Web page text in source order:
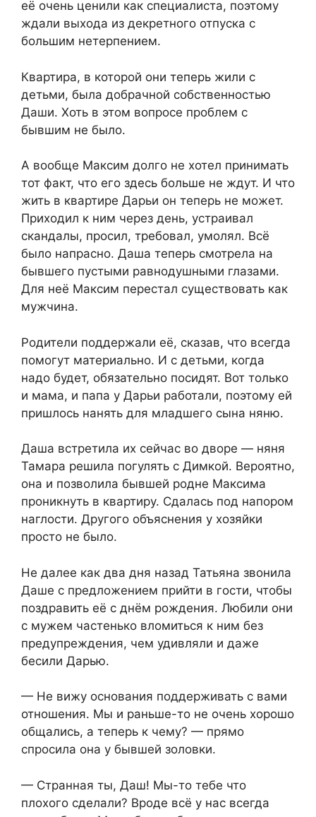
её очень ценили как специалиста, поэтому
ждали выхода из декретного отпуска с
большим нетерпением.
Квартира, в которой они теперь жили с
детьми, была добрачной собственностью
Даши. Хоть в этом вопросе проблем с
бывшим не было.
А вообще Максим долго не хотел принимать
тот факт, что его здесь больше не ждут. И что
жить в квартире Дарьи он теперь не может.
Приходил к ним через день, устраивал
скандалы, просил, требовал, умолял. Всё
было напрасно. Даша теперь смотрела на
бывшего пустыми равнодушными глазами.
Для неё Максим перестал существовать как
мужчина.
Родители поддержали её, сказав, что всегда
помогут материально. И с детьми, когда
надо будет, обязательно посидят. Вот только
и мама, и папа у Дарьи работали, поэтому ей
пришлось нанять для младшего сына няню.
Даша встретила их сейчас во дворе — няня
Тамара решила погулять с Димкой. Вероятно,
она и позволила бывшей родне Максима
проникнуть в квартиру. Сдалась под напором
наглости. Другого объяснения у хозяйки
просто не было.
Не далее как два дня назад Татьяна звонила
Даше с предложением прийти в гости, чтобы
поздравить её с днём рождения. Любили они
с мужем частенько вломиться к ним без
предупреждения, чем удивляли и даже
бесили Дарью.
— Не вижу основания поддерживать с вами
отношения. Мы и раньше-то не очень хорошо
общались, а теперь к чему? — прямо
спросила она у бывшей золовки.
— Странная ты, Даш! Мы-то тебе что
плохого сделали? Вроде всё у нас всегда